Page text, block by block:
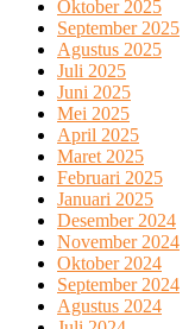
Oktober 2025
September 2025
Agustus 2025
Juli 2025
Juni 2025
Mei 2025
April 2025
Maret 2025
Februari 2025
Januari 2025
Desember 2024
November 2024
Oktober 2024
September 2024
Agustus 2024